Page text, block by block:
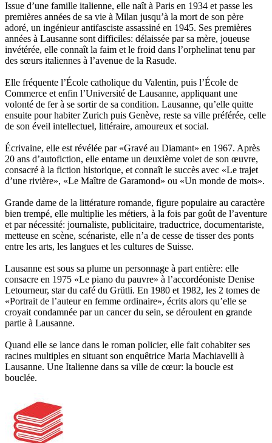
Issue d’une famille italienne, elle naît à Paris en 1934 et passe les
premières années de sa vie à Milan jusqu’à la mort de son père
adoré, un ingénieur antifasciste assassiné en 1945. Ses premières
années à Lausanne sont difficiles: délaissée par sa mère, joueuse
invétérée, elle connaît la faim et le froid dans l’orphelinat tenu par
des sœurs italiennes à l’avenue de la Rasude.
Elle fréquente l’École catholique du Valentin, puis l’École de
Commerce et enfin l’Université de Lausanne, appliquant une
volonté de fer à se sortir de sa condition. Lausanne, qu’elle quitte
ensuite pour habiter Zurich puis Genève, reste sa ville préférée, celle
de son éveil intellectuel, littéraire, amoureux et social.
Écrivaine, elle est révélée par «Gravé au Diamant» en 1967. Après
20 ans d’autofiction, elle entame un deuxième volet de son œuvre,
consacré à la fiction historique, et connaît le succès avec «Le trajet
d’une rivière», «Le Maître de Garamond» ou «Un monde de mots».
Grande dame de la littérature romande, figure populaire au caractère
bien trempé, elle multiplie les métiers, à la fois par goût de l’aventure
et par nécessité: journaliste, publicitaire, traductrice, documentariste,
metteuse en scène, scénariste, elle n’a de cesse de tisser des ponts
entre les arts, les langues et les cultures de Suisse.
Lausanne est sous sa plume un personnage à part entière: elle
consacre en 1975 «Le piano du pauvre» à l’accordéoniste Denise
Letourneur, star du café du Grütli. En 1980 et 1982, les 2 tomes de
«Portrait de l’auteur en femme ordinaire», écrits alors qu’elle se
croyait condamnée par un cancer du sein, se déroulent en grande
partie à Lausanne.
Quand elle se lance dans le roman policier, elle fait cohabiter ses
racines multiples en situant son enquêtrice Maria Machiavelli à
Lausanne. Une Italienne dans sa ville de cœur: la boucle est
bouclée.